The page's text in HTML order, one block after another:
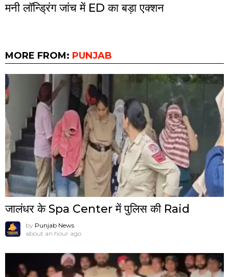
मनी लॉन्ड्रिंग जांच में ED का बड़ा एक्शन
MORE FROM: PUNJAB
जालंधर के Spa Center में पुलिस की Raid
by Punjab News
about an hour ago